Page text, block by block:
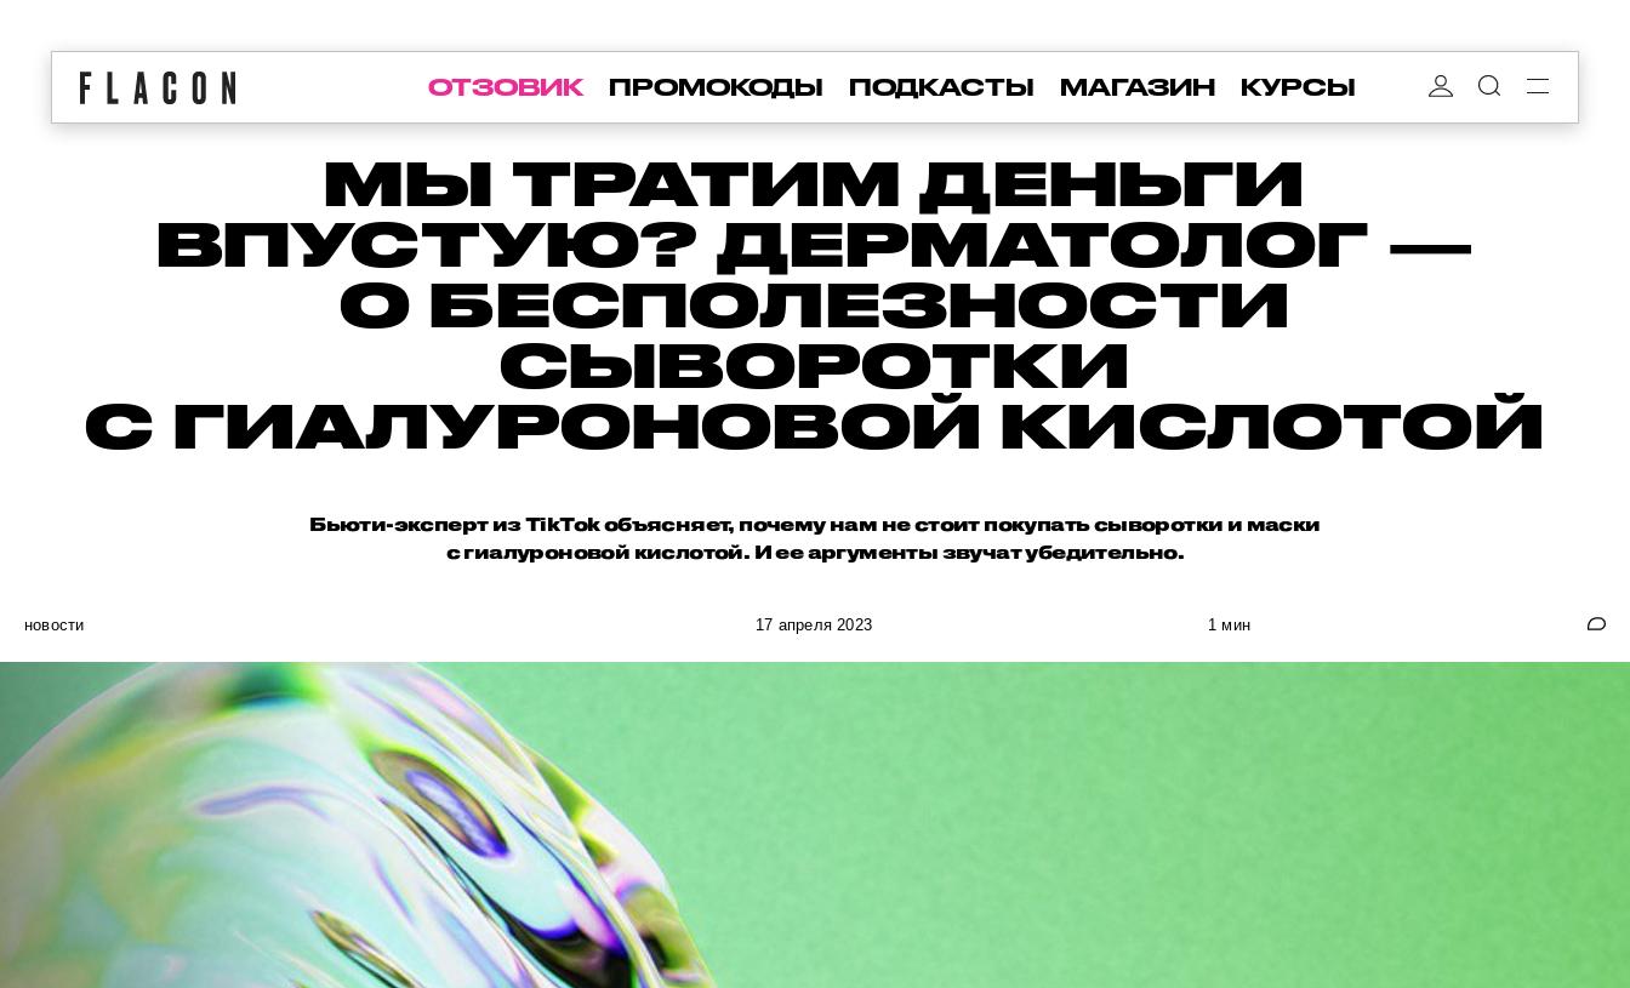
ОТЗОВИК ПРОМОКОДЫ ПОДКАСТЫ МАГАЗИН КУРСЫ
МЫ ТРАТИМ ДЕНЬГИ
ВПУСТУЮ? ДЕРМАТОЛОГ —
О БЕСПОЛЕЗНОСТИ
СЫВОРОТКИ
С ГИАЛУРОНОВОЙ КИСЛОТОЙ
Бьюти-эксперт из TikTok объясняет, почему нам не стоит покупать сыворотки и маски
с гиалуроновой кислотой. И ее аргументы звучат убедительно.
новости 17 апреля 2023 1 мин